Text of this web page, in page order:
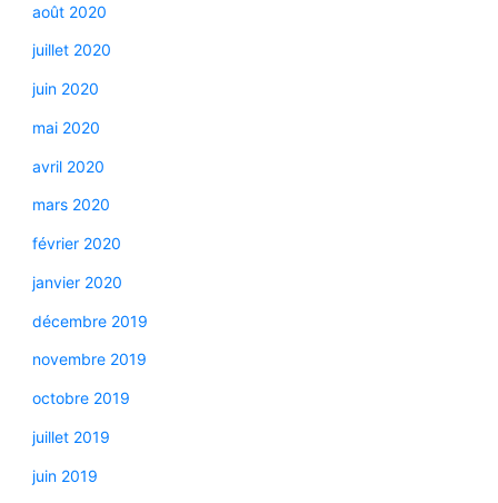
août 2020
juillet 2020
juin 2020
mai 2020
avril 2020
mars 2020
février 2020
janvier 2020
décembre 2019
novembre 2019
octobre 2019
juillet 2019
juin 2019